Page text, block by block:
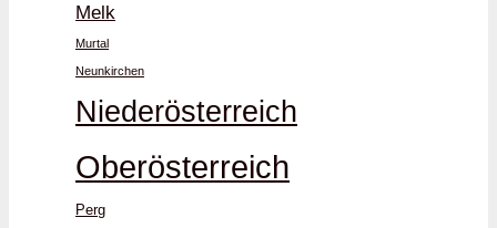
Melk
Murtal
Neunkirchen
Niederösterreich
Oberösterreich
Perg